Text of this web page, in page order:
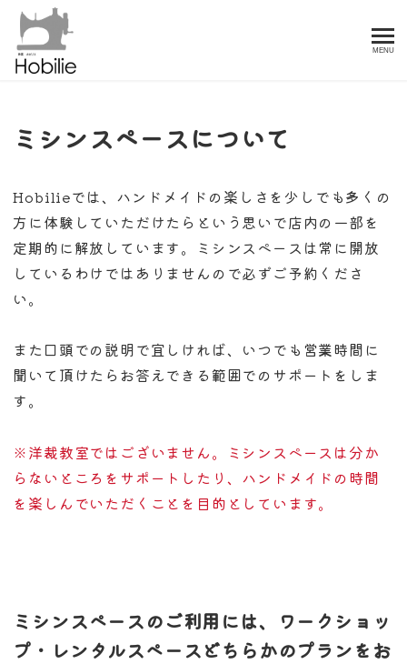
MENU
ミシンスペースについて
Hobilieでは、ハンドメイドの楽しさを少しでも多くの
方に体験していただけたらという思いで店内の一部を
定期的に解放しています。ミシンスペースは常に開放
しているわけではありませんので必ずご予約くださ
い。
また口頭での説明で宜しければ、いつでも営業時間に
聞いて頂けたらお答えできる範囲でのサポートをしま
す。
※洋裁教室ではございません。ミシンスペースは分か
らないところをサポートしたり、ハンドメイドの時間
を楽しんでいただくことを目的としています。
ミシンスペースのご利用には、ワークショッ
プ・レンタルスペースどちらかのプランをお